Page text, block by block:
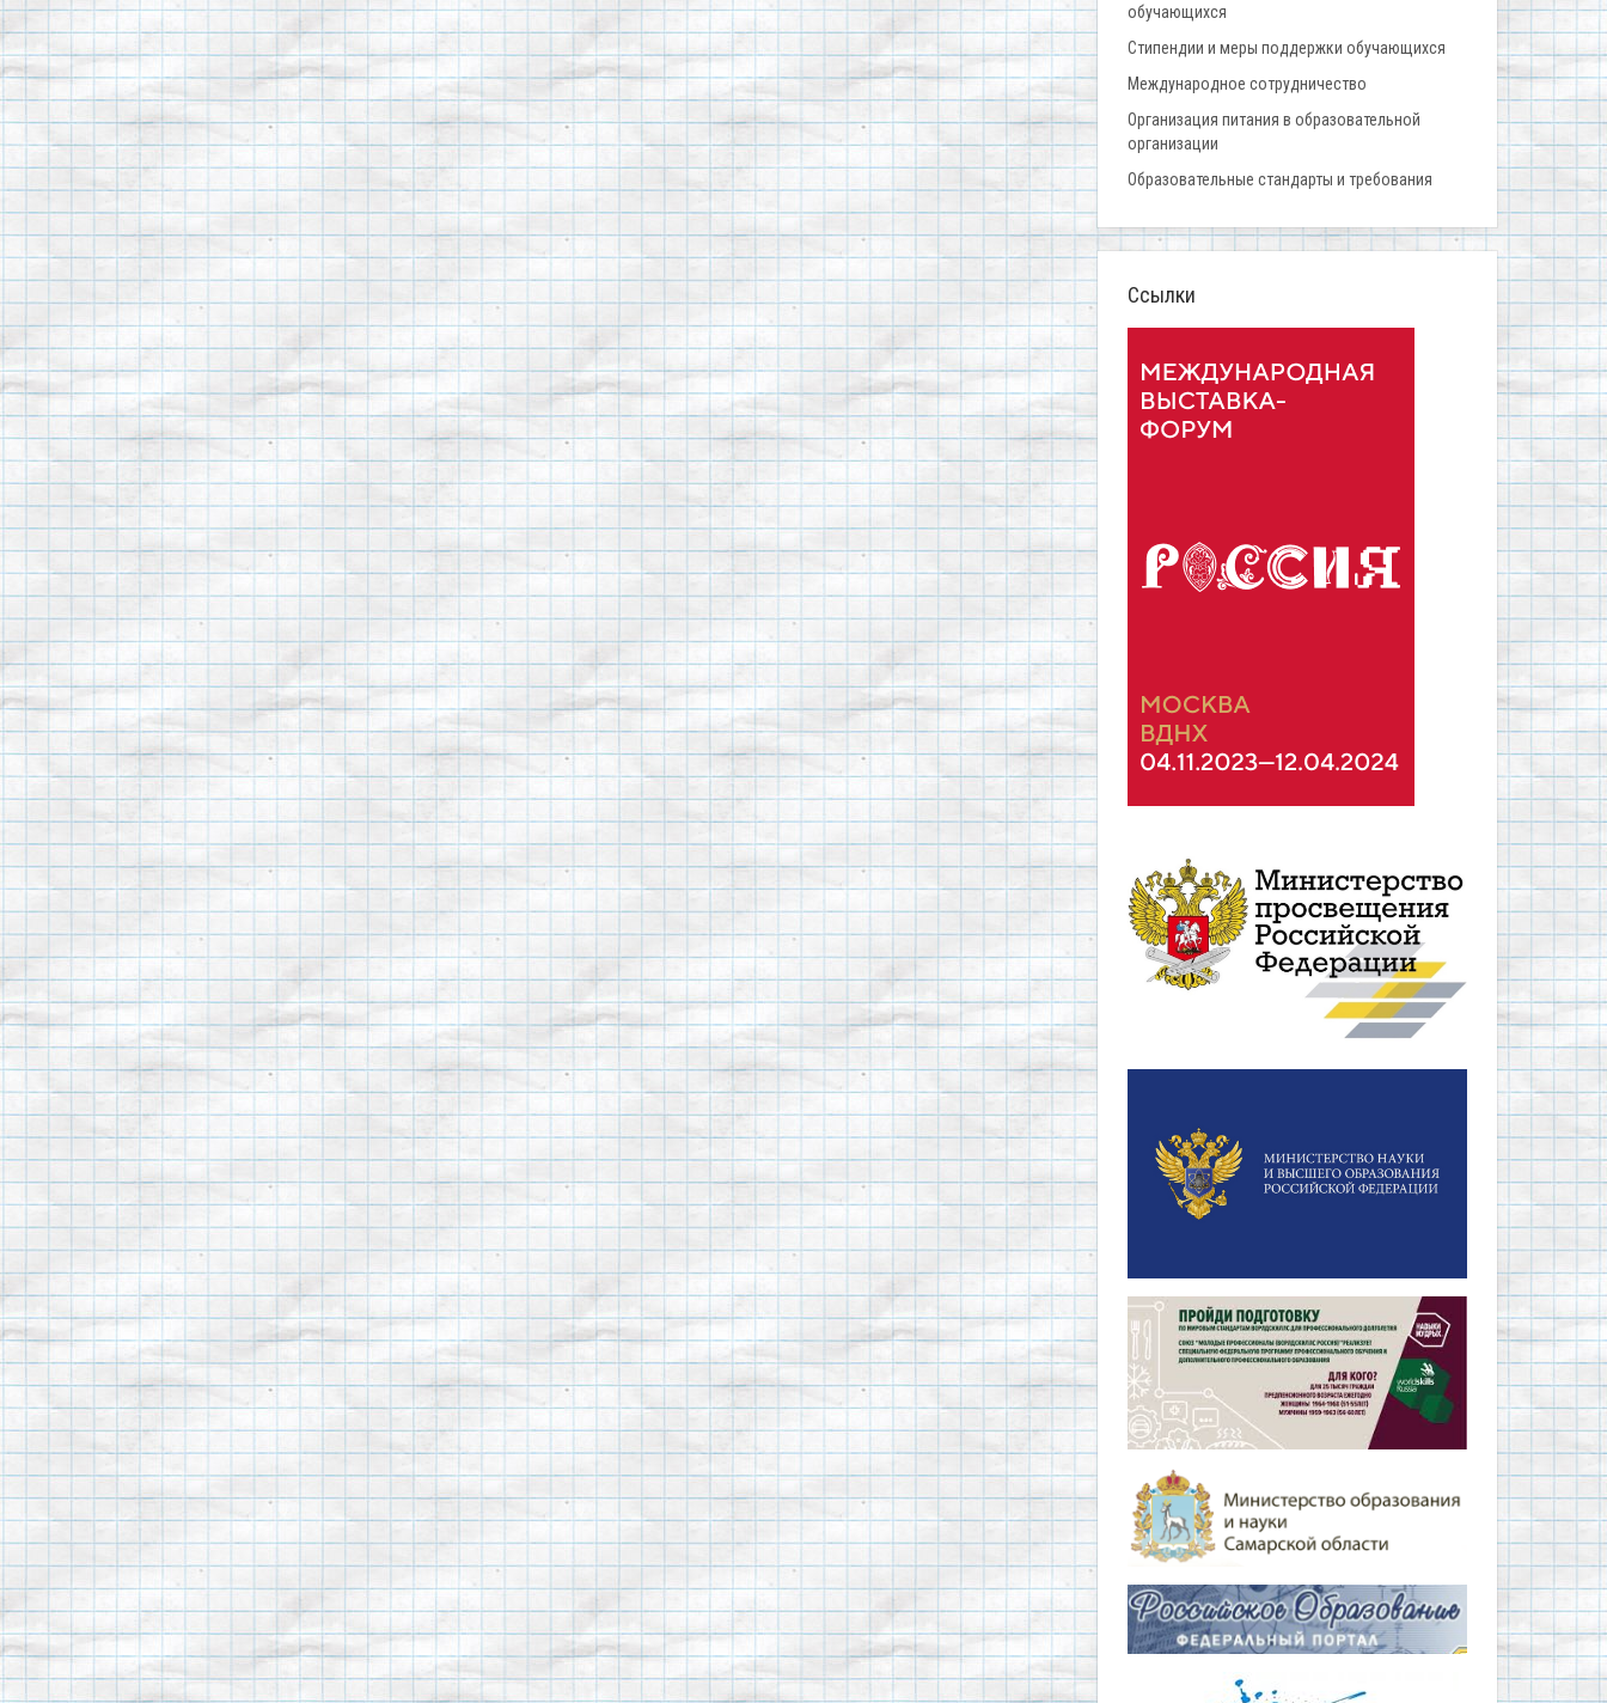
обучающихся
Стипендии и меры поддержки обучающихся
Международное сотрудничество
Организация питания в образовательной
организации
Образовательные стандарты и требования
Ссылки